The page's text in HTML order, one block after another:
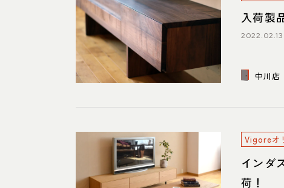
中川店
入荷製
2022.02.13
Vigoreオ
インダ
荷！